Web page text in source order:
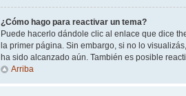
¿Cómo hago para reactivar un tema?
Puede hacerlo dándole clic al enlace que dice
la primer página. Sin embargo, si no lo
ha sido alcanzado aún. También es posible
Arriba